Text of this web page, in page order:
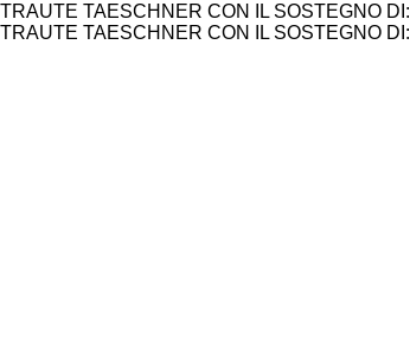
TAESCHNER CON IL SOSTEGNO DI:
TAESCHNER CON IL SOSTEGNO DI: